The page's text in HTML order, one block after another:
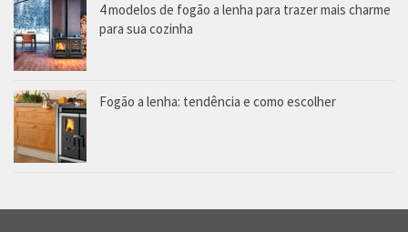
4 modelos de fogão a lenha para trazer mais charme
para sua cozinha
Fogão a lenha: tendência e como escolher